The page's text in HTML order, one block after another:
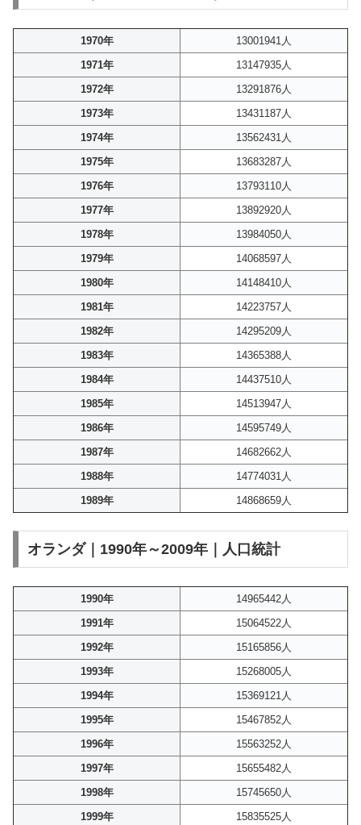
1970年
13001941人
1971年
13147935人
1972年
13291876人
1973年
13431187人
1974年
13562431人
1975年
13683287人
1976年
13793110人
1977年
13892920人
1978年
13984050人
1979年
14068597人
1980年
14148410人
1981年
14223757人
1982年
14295209人
1983年
14365388人
1984年
14437510人
1985年
14513947人
1986年
14595749人
1987年
14682662人
1988年
14774031人
1989年
14868659人
オランダ｜1990年～2009年｜人口統計
1990年
14965442人
1991年
15064522人
1992年
15165856人
1993年
15268005人
1994年
15369121人
1995年
15467852人
1996年
15563252人
1997年
15655482人
1998年
15745650人
1999年
15835525人